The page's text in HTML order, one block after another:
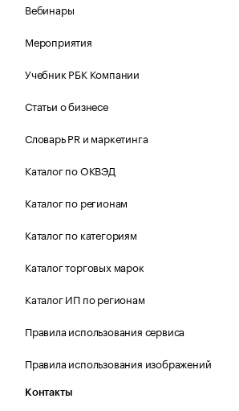
Вебинары
Мероприятия
Учебник РБК Компании
Статьи о бизнесе
Словарь PR и маркетинга
Каталог по ОКВЭД
Каталог по регионам
Каталог по категориям
Каталог торговых марок
Каталог ИП по регионам
Правила использования сервиса
Правила использования изображений
Контакты